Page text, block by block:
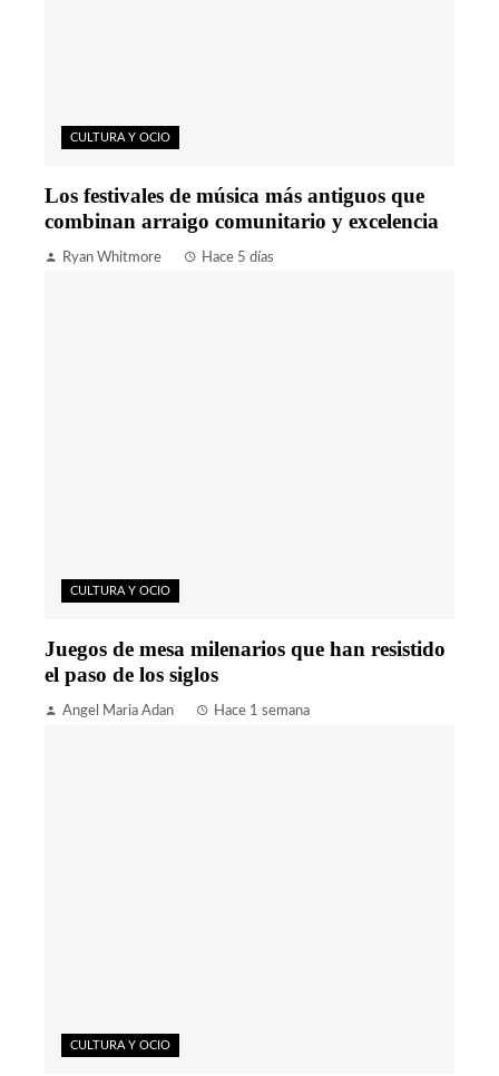
CULTURA Y OCIO
Los festivales de música más antiguos que
combinan arraigo comunitario y excelencia
Ryan Whitmore Hace 5 días
CULTURA Y OCIO
Juegos de mesa milenarios que han resistido
el paso de los siglos
Angel Maria Adan Hace 1 semana
CULTURA Y OCIO